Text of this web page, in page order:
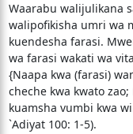
Waarabu walijulikana
walipofikisha umri wa
kuendesha farasi.
wa farasi wakati wa
{Naapa kwa (farasi)
cheche kwa kwato
kuamsha vumbi kwa
`Adiyat 100: 1-5).